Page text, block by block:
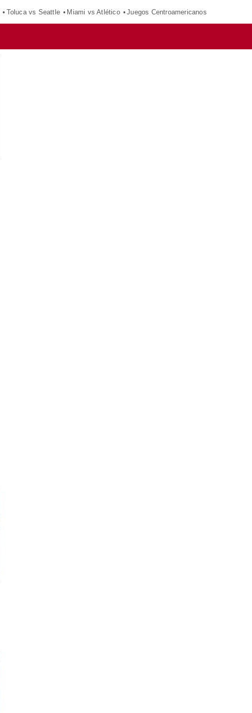
Toluca vs Seattle Miami vs Atlético Juegos Centroamericanos